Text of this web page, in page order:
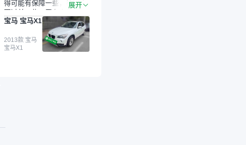
得可能有保障一些，检测会
更过关一些。平台自己收上
来再卖的车，应该更可靠。
我买的是宝马X1，主要看中
它的价格和公里数比较合
适。另外，瓜子承诺无火
展开
宝马 宝马X1
2013款 宝马
宝马X1